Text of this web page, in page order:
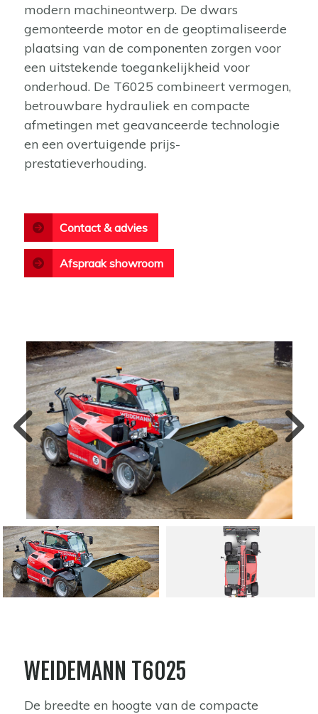
modern machineontwerp. De dwars
gemonteerde motor en de geoptimaliseerde
plaatsing van de componenten zorgen voor
een uitstekende toegankelijkheid voor
onderhoud. De T6025 combineert vermogen,
betrouwbare hydrauliek en compacte
afmetingen met geavanceerde technologie
en een overtuigende prijs-
prestatieverhouding.
Contact & advies
Afspraak showroom
WEIDEMANN T6025
De breedte en hoogte van de compacte